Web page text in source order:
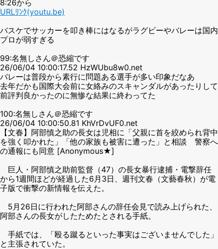
8:26から
URLﾘﾝｸ(youtu.be)
バスケでサッカーを叩き棒にはなるがラグビーやバレーは国内
プロが弱すぎる
99:名無しさん＠恐縮です
26/06/04 10:00:17.52 HzWUbu8w0.net
バレーは普段から素行に問題ある選手が多い印象だなあ
去年だかも国際大会前に女絡みのスキャンダルがあったりして
前評判良かったのに無惨な結果に終わってた
100:名無しさん＠恐縮です
26/06/04 10:00:50.81 KhVrDvUF0.net
【文春】阿部慎之助の長女は児相に「父親に首を絞められ背中
を強く叩かれた」「他の家族も被害に遭った」と相談 警察へ
の通報にも同意 [Anonymous★]
巨人・阿部慎之助前監督（47）の長女暴行逮捕・電撃辞任
から1週間ほどが経過した6月3日、週刊文春（文藝春秋）が電
子版で衝撃の新情報を伝えた。
5月26日に行われた阿部さんの辞任会見で読み上げられた、
阿部さんの長女がしたためたとされる手紙。
手紙では、「殴る蹴るといった事実はございませんでした」
と主張されていた。